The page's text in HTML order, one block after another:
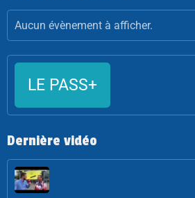
Aucun évènement à afficher.
LE PASS+
Dernière vidéo